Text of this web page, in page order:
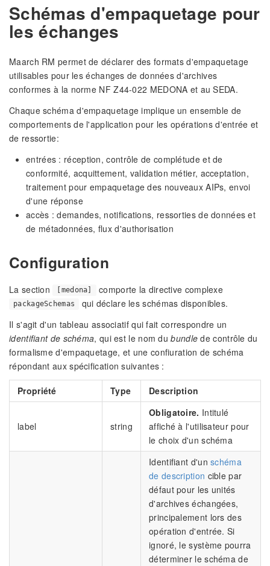
Schémas d'empaquetage pour
les échanges
Maarch RM permet de déclarer des formats d'empaquetage
utilisables pour les échanges de données d'archives
conformes à la norme NF Z44-022 MEDONA et au SEDA.
Chaque schéma d'empaquetage implique un ensemble de
comportements de l'application pour les opérations d'entrée et
de ressortie:
entrées : réception, contrôle de complétude et de
conformité, acquittement, validation métier, acceptation,
traitement pour empaquetage des nouveaux AIPs, envoi
d'une réponse
accès : demandes, notifications, ressorties de données et
de métadonnées, flux d'authorisation
Configuration
La section [medona] comporte la directive complexe
packageSchemas
qui déclare les schémas disponibles.
Il s'agit d'un tableau associatif qui fait correspondre un
identifiant de schéma, qui est le nom dubundle de contrôle du
formalisme d'empaquetage, et une confiuration de schéma
répondant aux spécification suivantes :
Propriété Type Description
label string
Obligatoire. Intitulé
affiché à l'utilisateur pour
le choix d'un schéma
Identifiant d'unschéma
de description cible par
défaut pour les unités
d'archives échangées,
principalement lors des
opération d'entrée. Si
ignoré, le système pourra
déterminer le schéma de